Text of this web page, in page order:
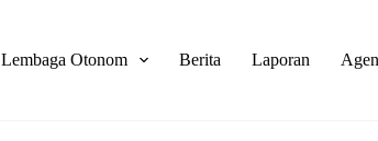
Lembaga Otonom Berita Laporan